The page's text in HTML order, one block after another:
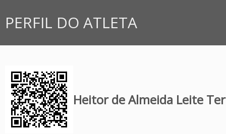
PERFIL DO ATLETA
Heitor de Almeida Leite